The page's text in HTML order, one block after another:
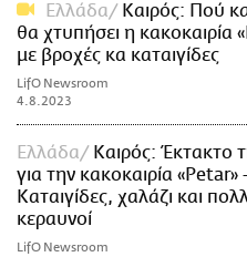
Ελλάδα
Καιρός: Πού
θα χτυπήσει η κακοκαιρία
με βροχές κα καταιγίδες
LifO Newsroom
4.8.2023
Ελλάδα
Καιρός: Έκτακτο
για την κακοκαιρία «Petar»
Καταιγίδες, χαλάζι και
κεραυνοί
LifO Newsroom